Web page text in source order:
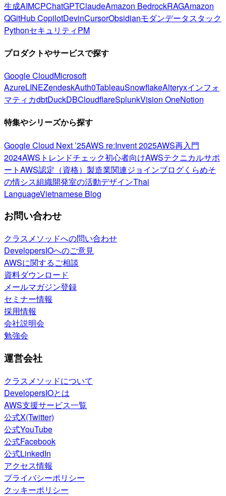
生成AIMCPChatGPTClaudeAmazon BedrockRAGAmazon
QGitHub CopilotDevinCursorObsidianモダンデータスタック
PythonセキュリティPM
プロダクトやサービスで探す
Google CloudMicrosoft
AzureLINEZendeskAuth0TableauSnowflakeAlteryxインフォ
マティカdbtDuckDBCloudflareSplunkVision OneNotion
特集やシリーズから探す
Google Cloud Next ’25AWS re:Invent 2025AWS再入門
2024AWSトレンドチェック初心者向けAWSテクニカルサポ
ートAWS認定（資格） 製造業関連ジョインブログくらめそ
の情シス組織開発室の活動デザインThai
LanguageVietnamese Blog
お問い合わせ
クラスメソッドへの問い合わせ
DevelopersIOへのご意見
AWSに関するご相談
資料ダウンロード
メールマガジン登録
セミナー情報
採用情報
会社説明会
勉強会
運営会社
クラスメソッドについて
DevelopersIOとは
AWS支援サービス一覧
公式X(Twitter)
公式YouTube
公式Facebook
公式LinkedIn
アクセス情報
プライバシーポリシー
クッキーポリシー